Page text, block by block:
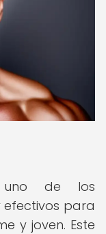
uno de los
para
y joven. Este